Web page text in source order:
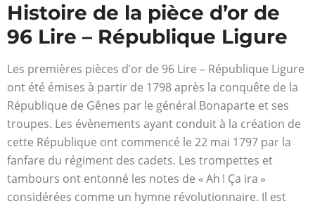
Histoire de la pièce d’or de
96 Lire – République Ligure
Les premières pièces d’or de 96 Lire – République Ligure
ont été émises à partir de 1798 après la conquête de la
République de Gênes par le général Bonaparte et ses
troupes. Les évènements ayant conduit à la création de
cette République ont commencé le 22 mai 1797 par la
fanfare du régiment des cadets. Les trompettes et
tambours ont entonné les notes de « Ah ! Ça ira »
considérées comme un hymne révolutionnaire. Il est